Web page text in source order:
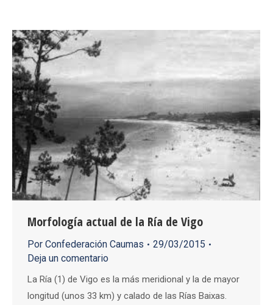
Morfología actual de la Ría de Vigo
Por Confederación Caumas
29/03/2015
Deja un comentario
La Ría (1) de Vigo es la más meridional y la de mayor
longitud (unos 33 km) y calado de las Rías Baixas.